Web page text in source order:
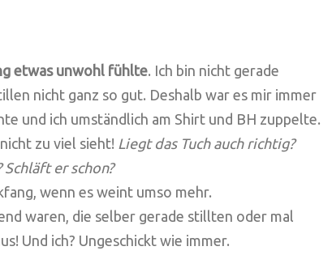
etwas unwohl fühlte. Ich bin nicht gerade
nicht ganz so gut. Deshalb war es mir immer
und ich umständlich am Shirt und BH zuppelte.
zu viel sieht! Liegt das Tuch auch richtig?
er schon?
wenn es weint umso mehr.
waren, die selber gerade stillten oder mal
Und ich? Ungeschickt wie immer.